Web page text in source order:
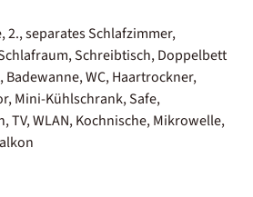
2., separates Schlafzimmer,
Schreibtisch, Doppelbett
WC, Haartrockner,
Mini-Kühlschrank, Safe,
TV, WLAN, Kochnische, Mikrowelle,